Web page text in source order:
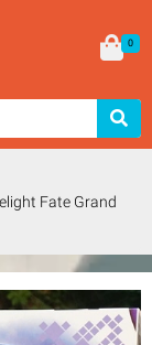
0
Fate Grand